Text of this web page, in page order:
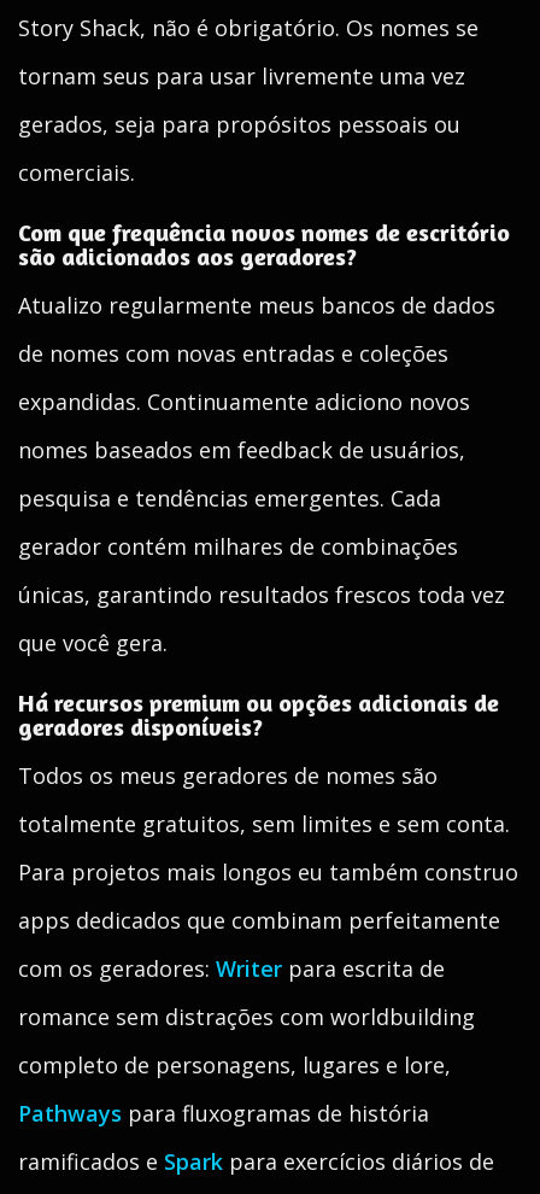
Story Shack, não é obrigatório. Os nomes se
tornam seus para usar livremente uma vez
gerados, seja para propósitos pessoais ou
comerciais.
Com que frequência novos nomes de escritório
são adicionados aos geradores?
Atualizo regularmente meus bancos de dados
de nomes com novas entradas e coleções
expandidas. Continuamente adiciono novos
nomes baseados em feedback de usuários,
pesquisa e tendências emergentes. Cada
gerador contém milhares de combinações
únicas, garantindo resultados frescos toda vez
que você gera.
Há recursos premium ou opções adicionais de
geradores disponíveis?
Todos os meus geradores de nomes são
totalmente gratuitos, sem limites e sem conta.
Para projetos mais longos eu também construo
apps dedicados que combinam perfeitamente
com os geradores: Writer para escrita de
romance sem distrações com worldbuilding
completo de personagens, lugares e lore,
Pathways para fluxogramas de história
ramificados e Spark para exercícios diários de